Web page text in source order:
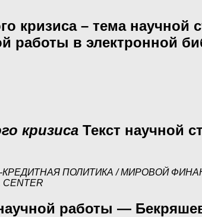
– тема научной
работы в электронной
кризиса Текст научной
ПОЛИТИКА / МИРОВОЙ
CENTER
работы —